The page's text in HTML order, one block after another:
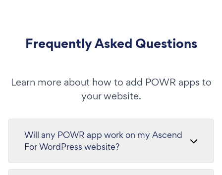
Frequently Asked Questions
Learn more about how to add POWR apps to
your website.
Will any POWR app work on my Ascend
For WordPress website?